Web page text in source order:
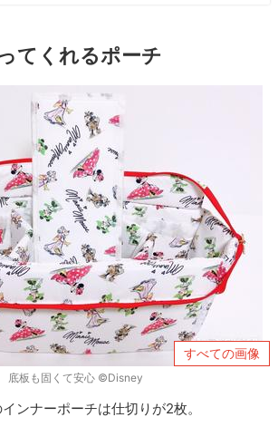
てくれるポーチ
すべての画像
底板も固くて安心 ©Disney
ンナーポーチは仕切りが2枚。